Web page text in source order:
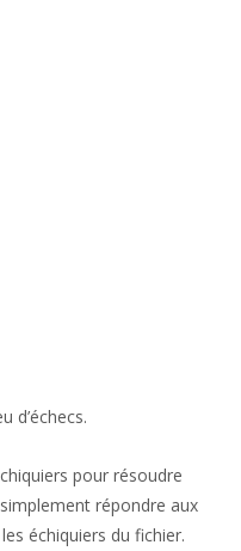
d’échecs.
pour résoudre
répondre aux
échiquiers du fichier.